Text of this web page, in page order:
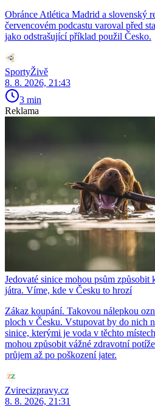
Obránce Atlética Madrid a slovenský
červencovém podcastu varoval před
jako odstrašující příklad použil Česko.
SportyŽivě
8. 8. 2026, 21:43
3 min
Reklama
Jedovaté sinice mohou psům
játra. Víme, kde v Česku to hrozí
Zákaz koupání. Takovou nálepkou
ploch v Česku. Vstupovat by do nich
sinice, kterými je voda v těchto
mohou způsobit vážné zdravotní
průjem až po poškození jater.
Zvirecizpravy.cz
8. 8. 2026, 21:31